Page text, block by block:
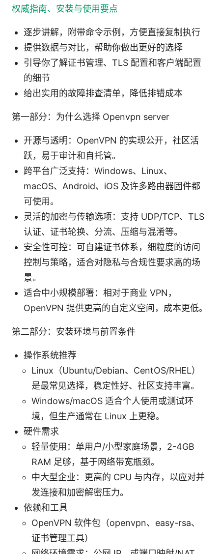
权威指南、安装与使用要点
逐步讲解，附带命令示例，方便直接复制执行
提供数据与对比，帮助你做出更好的选择
引导你了解证书管理、TLS 配置和客户端配置
的细节
给出实用的故障排查清单，降低排错成本
第一部分：为什么选择 Openvpn server
开源与透明：OpenVPN 的实现公开，社区活
跃，易于审计和自托管。
跨平台广泛支持：Windows、Linux、
macOS、Android、iOS 及许多路由器固件都
可使用。
灵活的加密与传输选项：支持 UDP/TCP、TLS
认证、证书轮换、分流、压缩与混淆等。
安全性可控：可自建证书体系，细粒度的访问
控制与策略，适合对隐私与合规性要求高的场
景。
适合中小规模部署：相对于商业 VPN，
OpenVPN 提供更高的自定义空间，成本更低。
第二部分：安装环境与前置条件
操作系统推荐
Linux（Ubuntu/Debian、CentOS/RHEL）
是最常见选择，稳定性好、社区支持丰富。
Windows/macOS 适合个人使用或测试环
境，但生产通常在 Linux 上更稳。
硬件需求
轻量使用：单用户/小型家庭场景，2-4GB
RAM 足够，基于网络带宽瓶颈。
中大型企业：更高的 CPU 与内存，以应对并
发连接和加密解密压力。
依赖和工具
OpenVPN 软件包（openvpn、easy-rsa、
证书管理工具）